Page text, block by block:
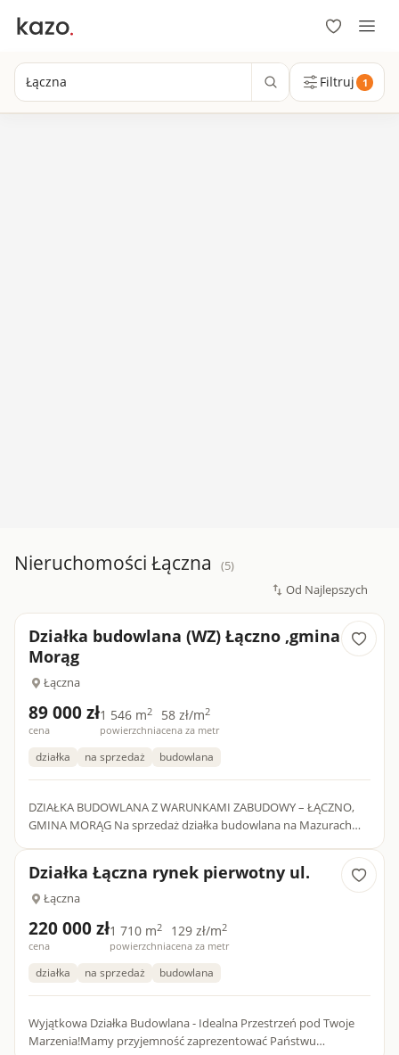
Łączna Filtruj 1
Nieruchomości Łączna (5)
Działka budowlana (WZ) Łączno ,gmina
Morąg
Łączna
89 000 zł
cena
1 546 m2
powierzchnia
58 zł/m2
cena za metr
działka na sprzedaż budowlana
DZIAŁKA BUDOWLANA Z WARUNKAMI ZABUDOWY – ŁĄCZNO,
GMINA MORĄG Na sprzedaż działka budowlana na Mazurach
Działka Łączna rynek pierwotny ul.
Łączna
220 000 zł
cena
1 710 m2
powierzchnia
129 zł/m2
cena za metr
działka na sprzedaż budowlana
Wyjątkowa Działka Budowlana - Idealna Przestrzeń pod Twoje
Marzenia!Mamy przyjemność zaprezentować Państwu